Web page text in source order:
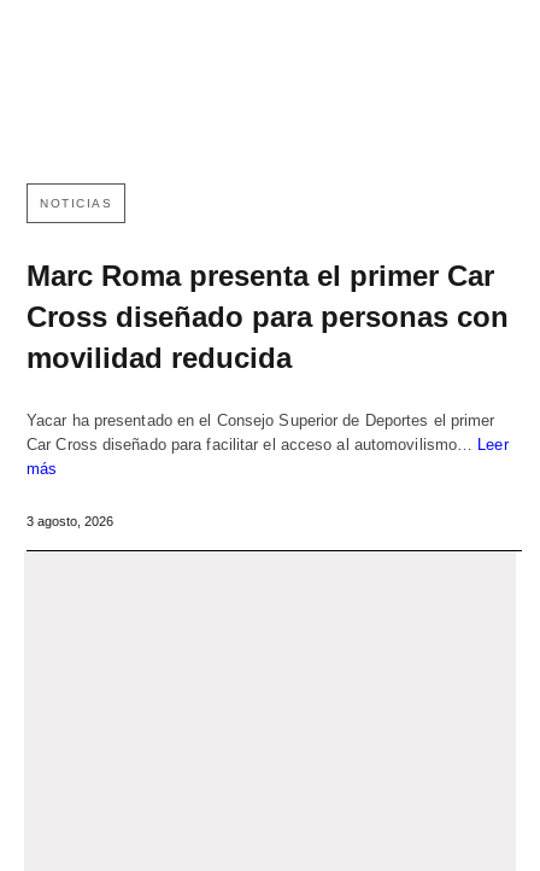
NOTICIAS
Marc Roma presenta el primer Car
Cross diseñado para personas con
movilidad reducida
Yacar ha presentado en el Consejo Superior de Deportes el primer
Car Cross diseñado para facilitar el acceso al automovilismo… Leer
más
3 agosto, 2026